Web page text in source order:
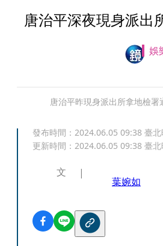
唐治平深夜現身派
娛
唐治平昨現身派出所拿地檢署
發布時間： 2024.06.05 09:38 臺北
更新時間： 2024.06.05 09:38 臺北
文
葉婉如